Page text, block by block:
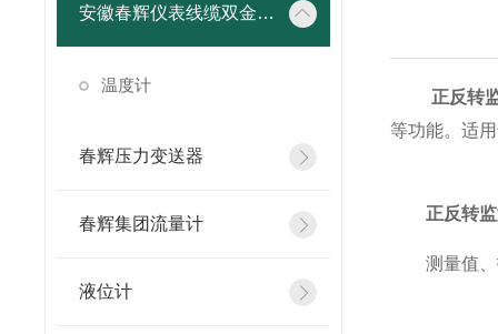
安徽春辉仪表线缆双金属温度计
温度计
春辉压力变送器
春辉集团流量计
液位计
正反转
等功能。适
正反转
测量值、